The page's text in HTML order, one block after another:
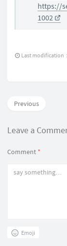
https://
1002
Last modification
Previous
Leave a
Comment *
Emoji